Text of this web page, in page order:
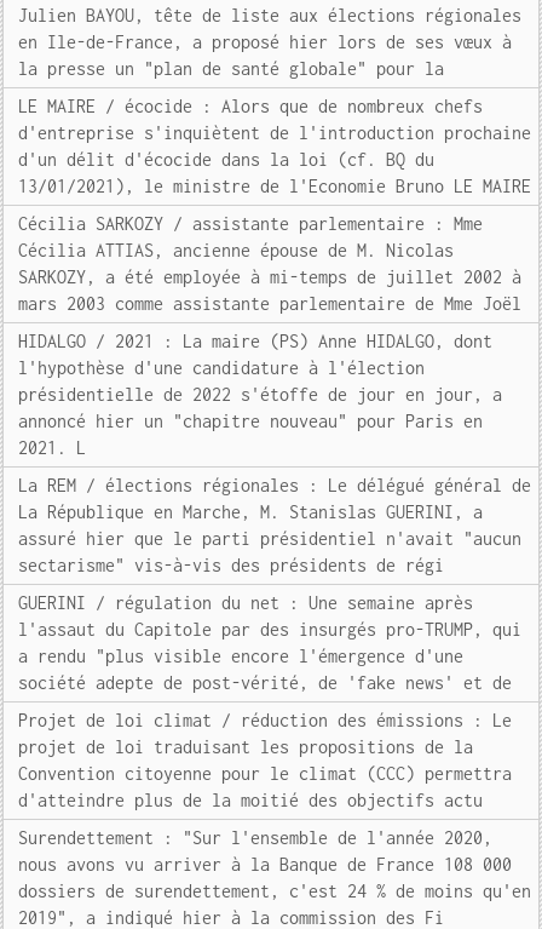
Julien BAYOU, tête de liste aux élections régionales
en Ile-de-France, a proposé hier lors de ses vœux à
la presse un "plan de santé globale" pour la
LE MAIRE / écocide : Alors que de nombreux chefs
d'entreprise s'inquiètent de l'introduction prochaine
d'un délit d'écocide dans la loi (cf. BQ du
13/01/2021), le ministre de l'Economie Bruno LE MAIRE
Cécilia SARKOZY / assistante parlementaire : Mme
Cécilia ATTIAS, ancienne épouse de M. Nicolas
SARKOZY, a été employée à mi-temps de juillet 2002 à
mars 2003 comme assistante parlementaire de Mme Joël
HIDALGO / 2021 : La maire (PS) Anne HIDALGO, dont
l'hypothèse d'une candidature à l'élection
présidentielle de 2022 s'étoffe de jour en jour, a
annoncé hier un "chapitre nouveau" pour Paris en
2021. L
La REM / élections régionales : Le délégué général de
La République en Marche, M. Stanislas GUERINI, a
assuré hier que le parti présidentiel n'avait "aucun
sectarisme" vis-à-vis des présidents de régi
GUERINI / régulation du net : Une semaine après
l'assaut du Capitole par des insurgés pro-TRUMP, qui
a rendu "plus visible encore l'émergence d'une
société adepte de post-vérité, de 'fake news' et de
Projet de loi climat / réduction des émissions : Le
projet de loi traduisant les propositions de la
Convention citoyenne pour le climat (CCC) permettra
d'atteindre plus de la moitié des objectifs actu
Surendettement : "Sur l'ensemble de l'année 2020,
nous avons vu arriver à la Banque de France 108 000
dossiers de surendettement, c'est 24 % de moins qu'en
2019", a indiqué hier à la commission des Fi